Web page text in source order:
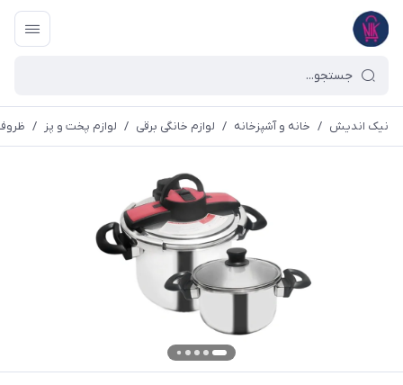
نیک اندیش / خانه و آشپزخانه / لوازم خانگی برقی / لوازم پخت و پز /